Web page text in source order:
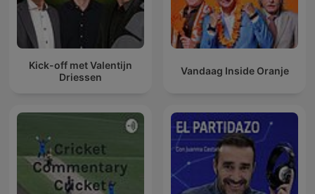
Kick-off met Valentijn
Driessen
Vandaag Inside Oranje